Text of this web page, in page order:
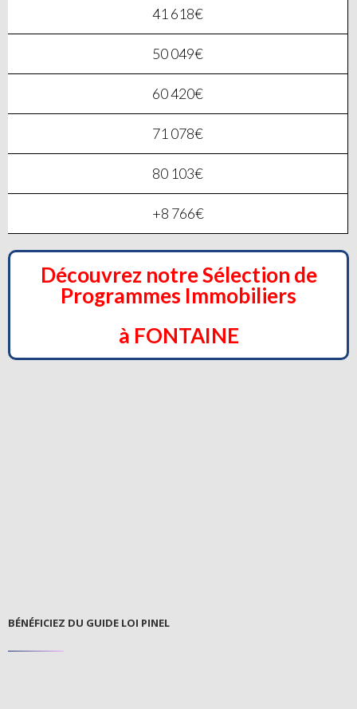
41 618€
50 049€
60 420€
71 078€
80 103€
+8 766€
Découvrez notre Sélection de
Programmes Immobiliers
à FONTAINE
BÉNÉFICIEZ DU GUIDE LOI PINEL